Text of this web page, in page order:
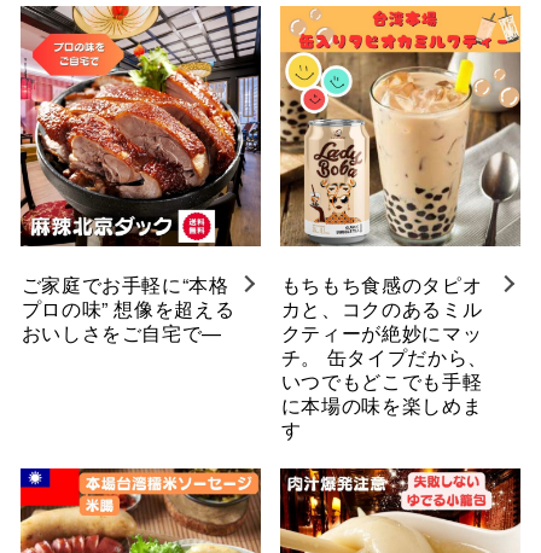
ご家庭でお手軽に“本格
プロの味” 想像を超える
おいしさをご自宅で—
もちもち食感のタピオ
カと、コクのあるミル
クティーが絶妙にマッ
チ。 缶タイプだから、
いつでもどこでも手軽
に本場の味を楽しめま
す